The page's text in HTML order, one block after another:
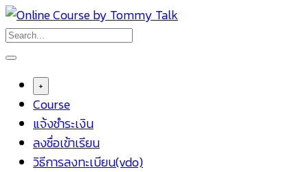
Skip
to
content
+
Course
แจ้งชำระเงิน
ลงชื่อเข้าเรียน
วิธีการลงทะเบียน(vdo)